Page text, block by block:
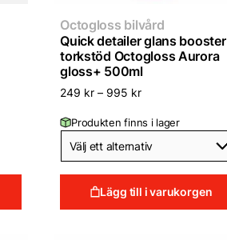
Octogloss bilvård
Quick detailer glans booster
torkstöd Octogloss Aurora
gloss+ 500ml
249 kr – 995 kr
Produkten finns i lager
Lägg till i varukorgen